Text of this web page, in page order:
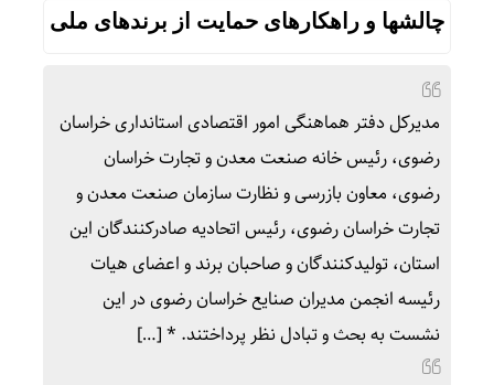
چالشها و راهکارهای حمایت از برندهای ملی
مدیرکل دفتر هماهنگی امور اقتصادی استانداری خراسان
رضوی، رئیس خانه صنعت معدن و تجارت خراسان
رضوی، معاون بازرسی و نظارت سازمان صنعت معدن و
تجارت خراسان رضوی، رئیس اتحادیه صادرکنندگان این
استان، تولیدکنندگان و صاحبان برند و اعضای هیات
رئیسه انجمن مدیران صنایع خراسان رضوی در این
نشست به بحث و تبادل نظر پرداختند. * […]